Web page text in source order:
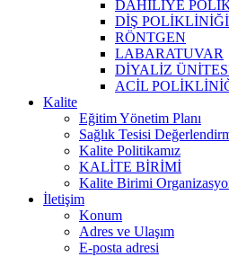
DAHİLİYE
DİŞ POLİKLİNİĞİ
RÖNTGEN
LABARATUVAR
DİYALİZ
ACİL
Kalite
Eğitim Yönetim Planı
Sağlık Tesisi
Kalite Politikamız
KALİTE BİRİMİ
Kalite Birimi
İletişim
Konum
Adres ve Ulaşım
E-posta adresi